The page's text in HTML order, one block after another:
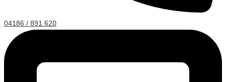
04186 / 891 620